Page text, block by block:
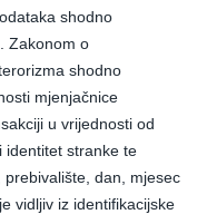
shodno
Zakonom o
shodno
mjenjačnice
u vrijednosti od
identitet stranke te
dan, mjesec
vidljiv iz identifikacijske